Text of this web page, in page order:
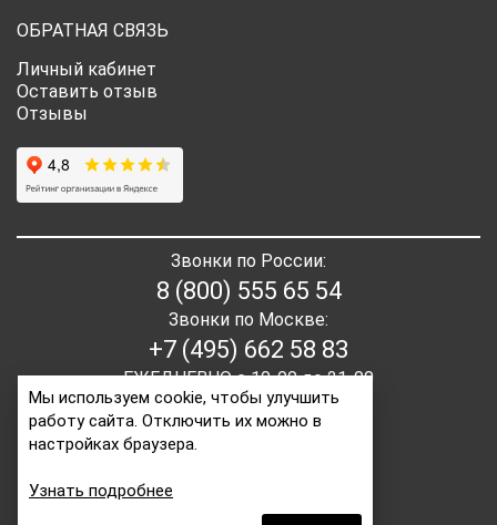
ОБРАТНАЯ СВЯЗЬ
Личный кабинет
Оставить отзыв
Отзывы
Звонки по России:
8 (800) 555 65 54
Звонки по Москве:
+7 (495) 662 58 83
ЕЖЕДНЕВНО с 10-00 до 21-00
Мы используем cookie, чтобы улучшить
работу сайта. Отключить их можно в
настройках браузера.
Узнать подробнее